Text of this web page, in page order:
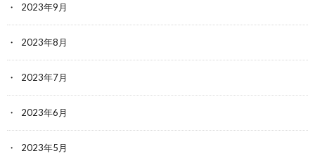
2023年9月
2023年8月
2023年7月
2023年6月
2023年5月